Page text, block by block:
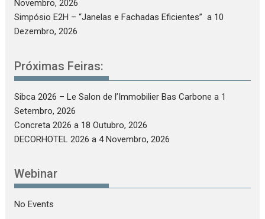
Novembro, 2026
Simpósio E2H – “Janelas e Fachadas Eficientes” a 10
Dezembro, 2026
Próximas Feiras:
Sibca 2026 – Le Salon de l’Immobilier Bas Carbone a 1
Setembro, 2026
Concreta 2026 a 18 Outubro, 2026
DECORHOTEL 2026 a 4 Novembro, 2026
Webinar
No Events